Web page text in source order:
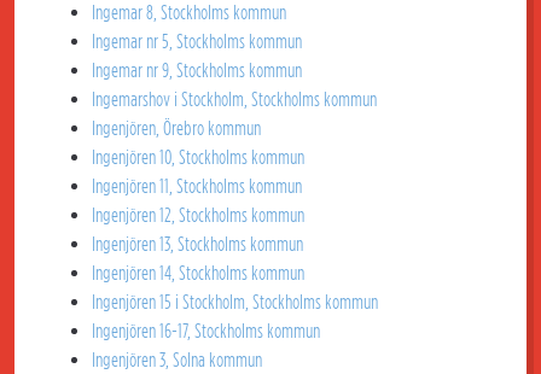
Ingemar 8, Stockholms kommun
Ingemar nr 5, Stockholms kommun
Ingemar nr 9, Stockholms kommun
Ingemarshov i Stockholm, Stockholms kommun
Ingenjören, Örebro kommun
Ingenjören 10, Stockholms kommun
Ingenjören 11, Stockholms kommun
Ingenjören 12, Stockholms kommun
Ingenjören 13, Stockholms kommun
Ingenjören 14, Stockholms kommun
Ingenjören 15 i Stockholm, Stockholms kommun
Ingenjören 16-17, Stockholms kommun
Ingenjören 3, Solna kommun